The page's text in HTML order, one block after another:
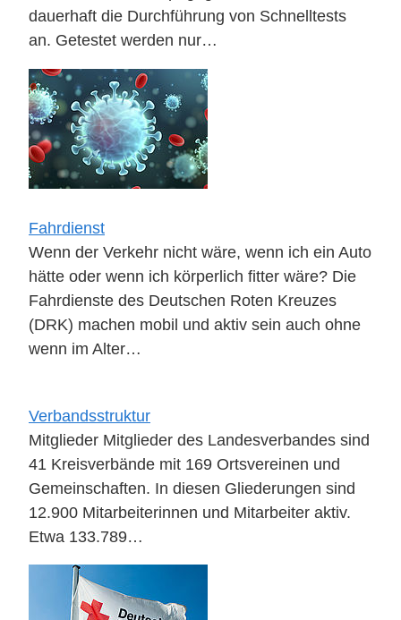
dauerhaft die Durchführung von Schnelltests
an. Getestet werden nur…
Fahrdienst
Wenn der Verkehr nicht wäre, wenn ich ein Auto
hätte oder wenn ich körperlich fitter wäre? Die
Fahrdienste des Deutschen Roten Kreuzes
(DRK) machen mobil und aktiv sein auch ohne
wenn im Alter…
Verbandsstruktur
Mitglieder Mitglieder des Landesverbandes sind
41 Kreisverbände mit 169 Ortsvereinen und
Gemeinschaften. In diesen Gliederungen sind
12.900 Mitarbeiterinnen und Mitarbeiter aktiv.
Etwa 133.789…